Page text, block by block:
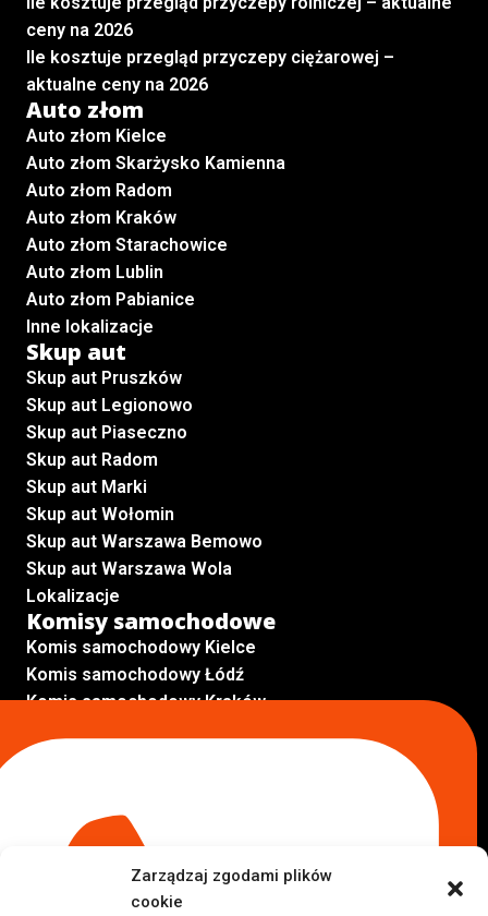
Zarządzaj zgodami plików
cookie
ceny na 2026
Ile kosztuje przegląd przyczepy ciężarowej –
aktualne ceny na 2026
Auto złom
Auto złom Kielce
Auto złom Skarżysko Kamienna
Auto złom Radom
Auto złom Kraków
Auto złom Starachowice
Auto złom Lublin
Auto złom Pabianice
Inne lokalizacje
Skup aut
Skup aut Pruszków
Skup aut Legionowo
Skup aut Piaseczno
Skup aut Radom
Skup aut Marki
Skup aut Wołomin
Skup aut Warszawa Bemowo
Skup aut Warszawa Wola
Lokalizacje
Komisy samochodowe
Komis samochodowy Kielce
Komis samochodowy Łódź
Komis samochodowy Kraków
Komis samochodowy Lublin
Komis samochodowy Sochaczew
Inne Lokalizacje